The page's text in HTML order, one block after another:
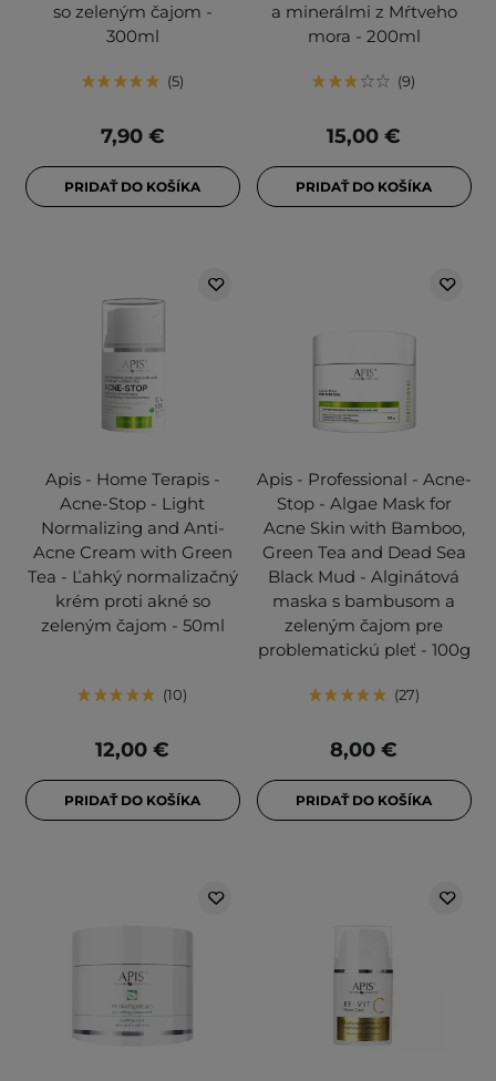
so zeleným čajom -
300ml
5
7,90 €
PRIDAŤ DO KOŠÍKA
a minerálmi z Mŕtveho
mora - 200ml
9
15,00 €
PRIDAŤ DO KOŠÍKA
Apis - Home Terapis -
Acne-Stop - Light
Normalizing and Anti-
Acne Cream with Green
Tea - Ľahký normalizačný
krém proti akné so
zeleným čajom - 50ml
10
12,00 €
PRIDAŤ DO KOŠÍKA
Apis - Professional - Acne-
Stop - Algae Mask for
Acne Skin with Bamboo,
Green Tea and Dead Sea
Black Mud - Alginátová
maska s bambusom a
zeleným čajom pre
problematickú pleť - 100g
27
8,00 €
PRIDAŤ DO KOŠÍKA